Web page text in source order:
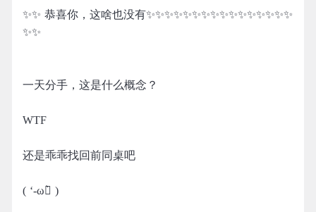
✨✨ 恭喜你，这啥也没有✨✨✨✨✨✨✨✨✨✨✨✨✨✨✨✨
✨✨
一天分手，这是什么概念？
WTF
还是乖乖找回前同桌吧
( ‘-ωก̀ )